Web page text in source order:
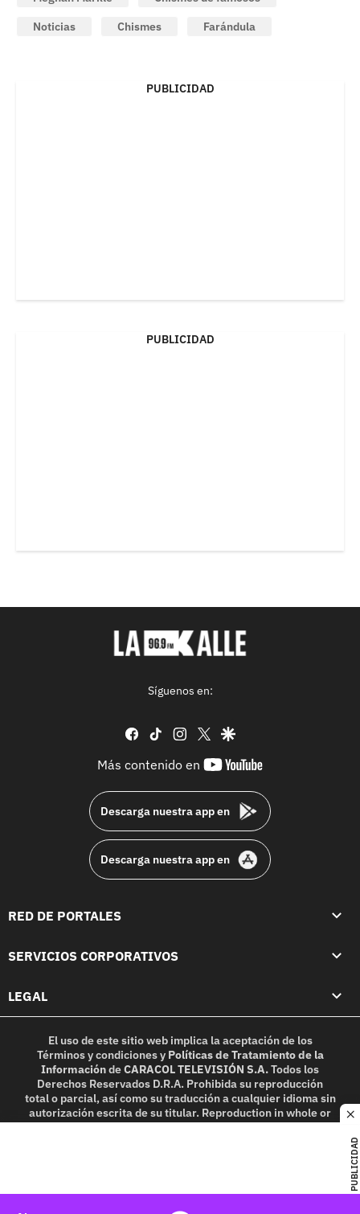
PUBLICIDAD
Noticias
Chismes Farándula
PUBLICIDAD
PUBLICIDAD
Síguenos en:
facebook
tiktok instagram
twittergoogle
Más contenido en
youtube-
Descarga nuestra app en
Descarga nuestra app en
RED DE PORTALES
SERVICIOS CORPORATIVOS
LEGAL
El uso de este sitio web implica la aceptación de los
Términos y condicionesy Políticas de Tratamiento de la
InformacióndeCARACOL TELEVISIÓN S.A.Todos los
Derechos Reservados D.R.A. Prohibida su reproducción
total o parcial, así como su traducción a cualquier idioma sin
autorización escrita de su titular. Reproduction in whole or
in part, or translation without written permission is